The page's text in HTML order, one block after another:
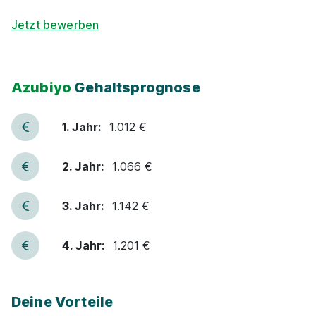
(m/w/d) - Schwerpunkt System- und
97424 Schweinfurt
Ausbildung Mechatroniker 2026 (m/w/d) für
Würzburg/Eibelstadt
GmbH
97246 Eibelstadt
Jetzt bewerben
Azubiyo Gehaltsprognose
1. Jahr: 1.012 €
2. Jahr: 1.066 €
3. Jahr: 1.142 €
4. Jahr: 1.201 €
Deine Vorteile